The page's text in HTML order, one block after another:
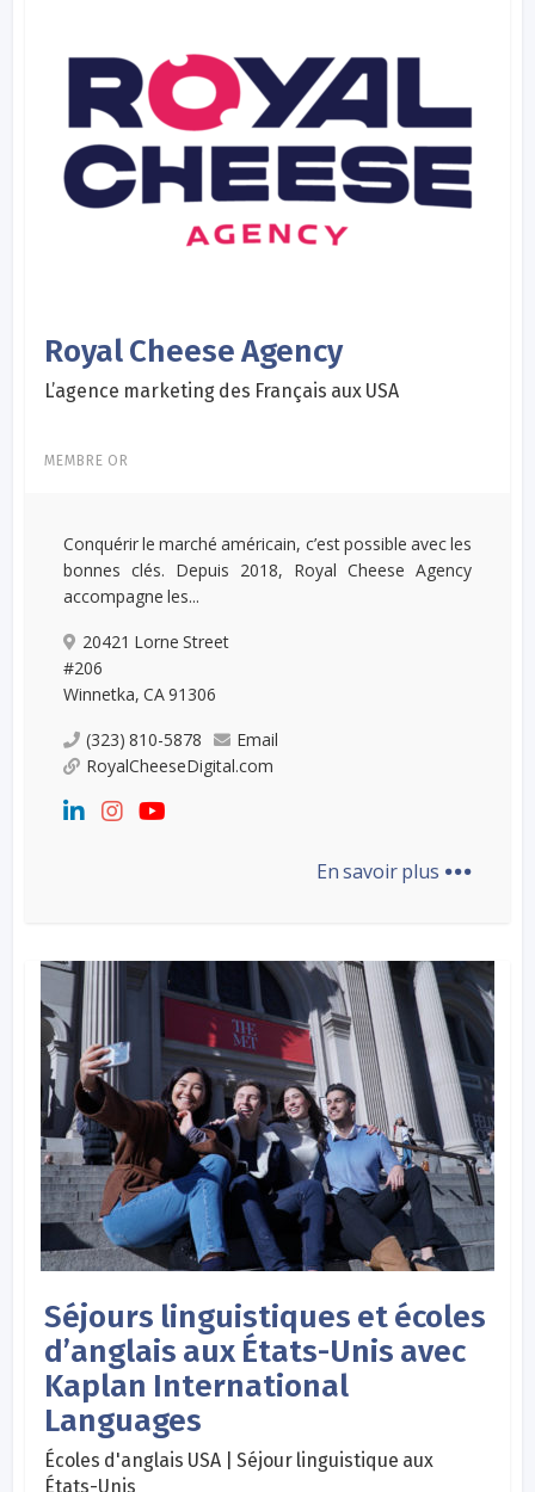
Royal Cheese Agency
L’agence marketing des Français aux USA
MEMBRE OR
Conquérir le marché américain, c’est possible avec les
bonnes clés. Depuis 2018, Royal Cheese Agency
accompagne les...
20421 Lorne Street
#206
Winnetka, CA 91306
(323) 810-5878
Email
RoyalCheeseDigital.com
En savoir plus ...
Séjours linguistiques et écoles
d’anglais aux États-Unis avec
Kaplan International
Languages
Écoles d'anglais USA | Séjour linguistique aux
États-Unis